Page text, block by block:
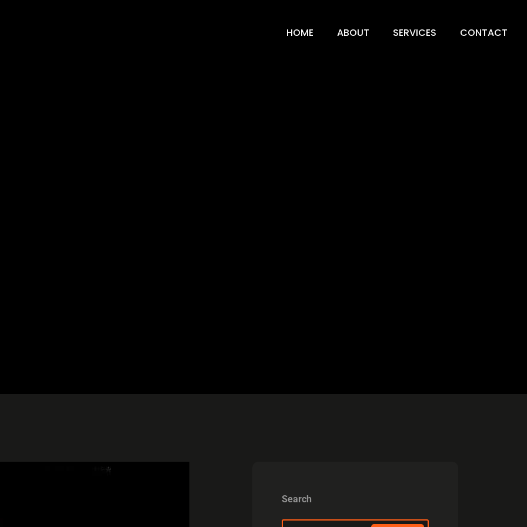
HOME ABOUT SERVICES CONTACT
Search